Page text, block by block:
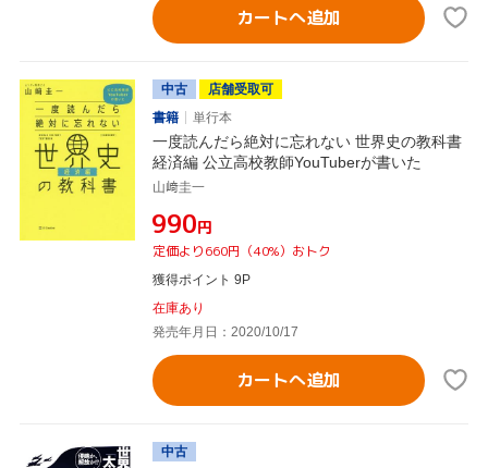
カートへ追加
中古
店舗受取可
書籍
単行本
一度読んだら絶対に忘れない 世界史の教科書
経済編 公立高校教師YouTuberが書いた
山﨑圭一
¥990円
定価より660円（40%）おトク
獲得ポイント 9P
在庫あり
発売年月日：2020/10/17
カートへ追加
中古